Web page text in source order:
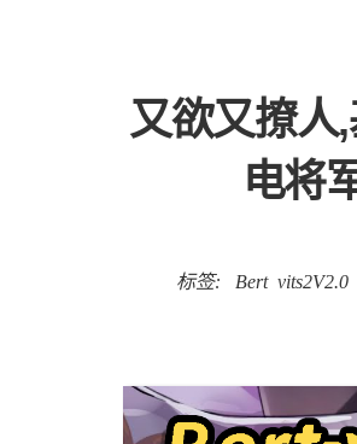
又欲又撩人
电将
标签: Bert vits2V2.0